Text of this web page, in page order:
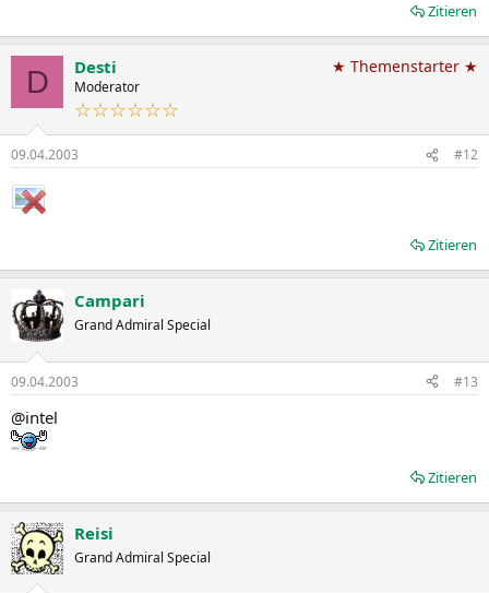
Zitieren
D Desti
Moderator
☆☆☆☆☆☆
★ Themenstarter ★
09.04.2003 #12
Zitieren
Campari
Grand Admiral Special
09.04.2003 #13
@intel
Zitieren
Reisi
Grand Admiral Special